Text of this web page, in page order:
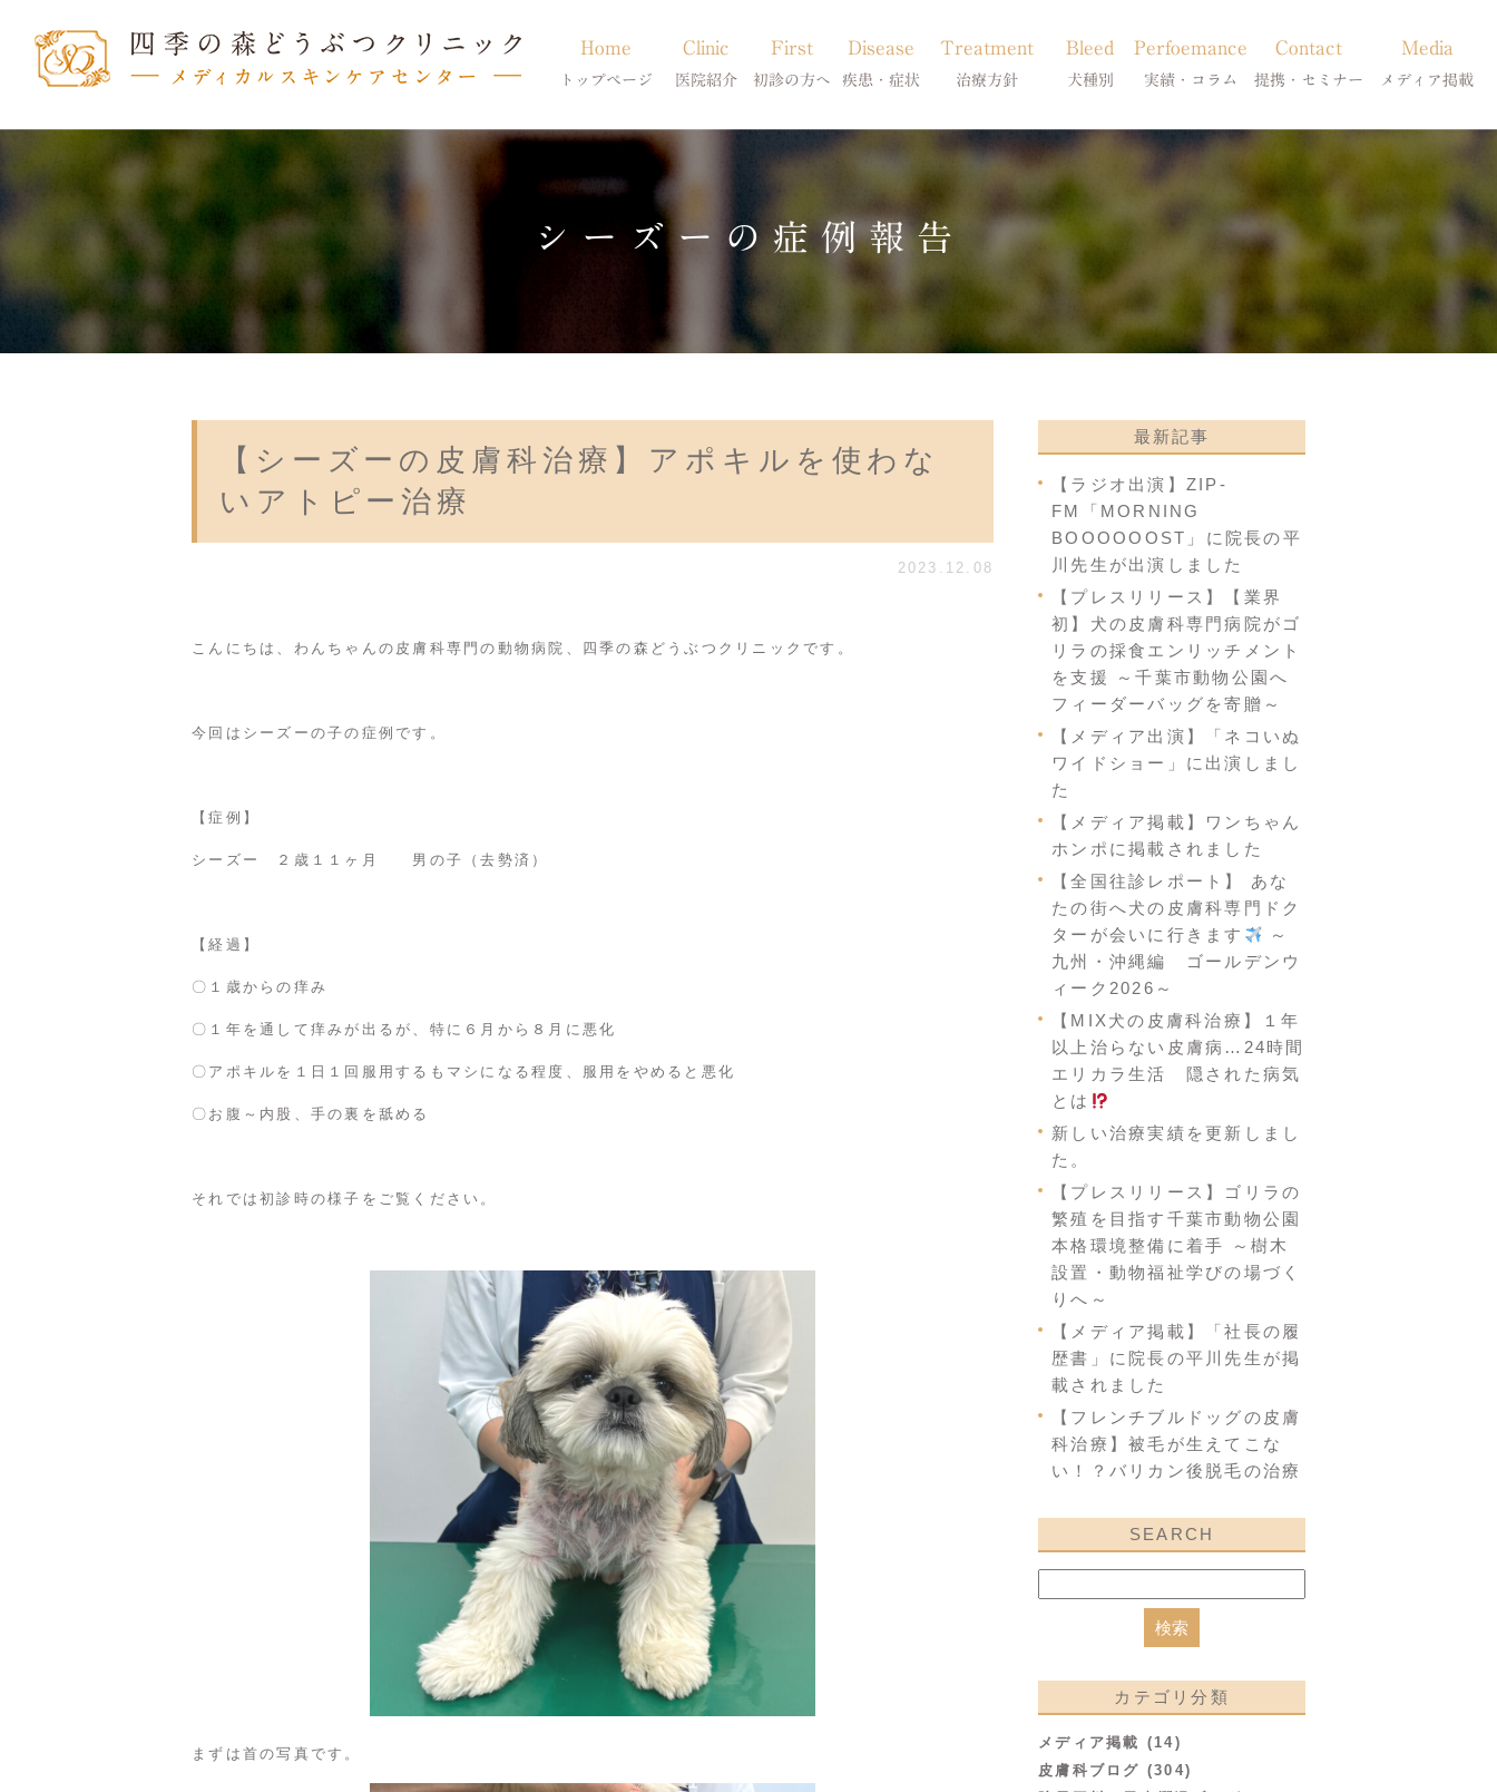
Home
トップページ
Clinic
医院紹介
当院のご紹介
獣医師紹介
First
初診の方へ
初診の方へ
Disease
疾患・症状
アトピー・アレルギー
膿皮症・脂漏症
脱毛症・アロペシアX
アポキルが効かない皮膚病
Treatment
治療方針
体質改善・食事療法
Bleed
犬種別
柴犬の皮膚病
シーズーの皮膚病
フレンチブルドッグの皮膚病
トイプードルの皮膚病
Perfoemance
実績・コラム
症状別
コラム「皮膚科のいろは」
Contact
提携・セミナー
診療提携・セミナー開催
Media
メディア掲載
シーズーの症例報告
【シーズーの皮膚科治療】アポキルを使わな
いアトピー治療
2023.12.08
こんにちは、わんちゃんの皮膚科専門の動物病院、四季の森どうぶつクリニックです。
今回はシーズーの子の症例です。
【症例】
シーズー ２歳１１ヶ月 男の子（去勢済）
【経過】
〇１歳からの痒み
〇１年を通して痒みが出るが、特に６月から８月に悪化
〇アポキルを１日１回服用するもマシになる程度、服用をやめると悪化
〇お腹～内股、手の裏を舐める
それでは初診時の様子をご覧ください。
まずは首の写真です。
最新記事
【ラジオ出演】ZIP-
FM「MORNING
BOOOOOOST」に院長の平
川先生が出演しました
【プレスリリース】【業界
初】犬の皮膚科専門病院がゴ
リラの採食エンリッチメント
を支援 ～千葉市動物公園へ
フィーダーバッグを寄贈～
【メディア出演】「ネコいぬ
ワイドショー」に出演しまし
た
【メディア掲載】ワンちゃん
ホンポに掲載されました
【全国往診レポート】 あな
たの街へ犬の皮膚科専門ドク
ターが会いに行きます
～
九州・沖縄編 ゴールデンウ
ィーク2026～
【MIX犬の皮膚科治療】１年
以上治らない皮膚病…24時間
エリカラ生活 隠された病気
とは
新しい治療実績を更新しまし
た。
【プレスリリース】ゴリラの
繁殖を目指す千葉市動物公園
本格環境整備に着手 ～樹木
設置・動物福祉学びの場づく
りへ～
【メディア掲載】「社長の履
歴書」に院長の平川先生が掲
載されました
【フレンチブルドッグの皮膚
科治療】被毛が生えてこな
い！？バリカン後脱毛の治療
SEARCH
カテゴリ分類
メディア掲載 (14)
皮膚科ブログ (304)